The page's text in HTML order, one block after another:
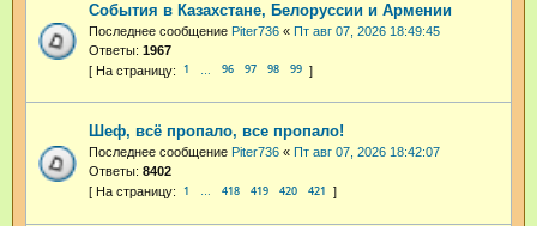
События в Казахстане, Белоруссии и Армении
Последнее сообщение Piter736 « Пт авг 07, 2026 18:49:45
Ответы: 1967
1 96 97 98 99
Шеф, всё пропало, все пропало!
Последнее сообщение Piter736 « Пт авг 07, 2026 18:42:07
Ответы: 8402
1 … 418 419 420 421